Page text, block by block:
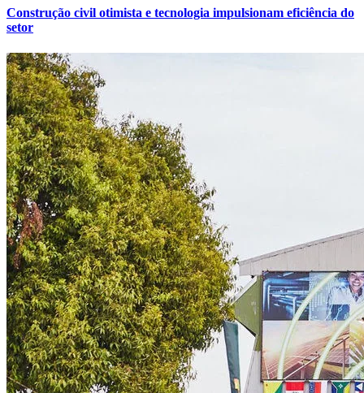
Construção civil otimista e tecnologia impulsionam eficiência do
setor